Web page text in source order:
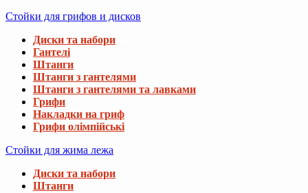
Стойки для грифов и дисков
Диски та набори
Гантелі
Штанги
Штанги з гантелями
Штанги з гантелями та лавками
Грифи
Накладки на гриф
Грифи олімпійські
Стойки для жима лежа
Диски та набори
Штанги